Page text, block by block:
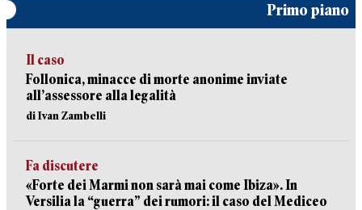
Primo piano
Il caso
Follonica, minacce di morte anonime inviate
all’assessore alla legalità
di Ivan Zambelli
Fa discutere
«Forte dei Marmi non sarà mai come Ibiza». In
Versilia la “guerra” dei rumori: il caso del Mediceo